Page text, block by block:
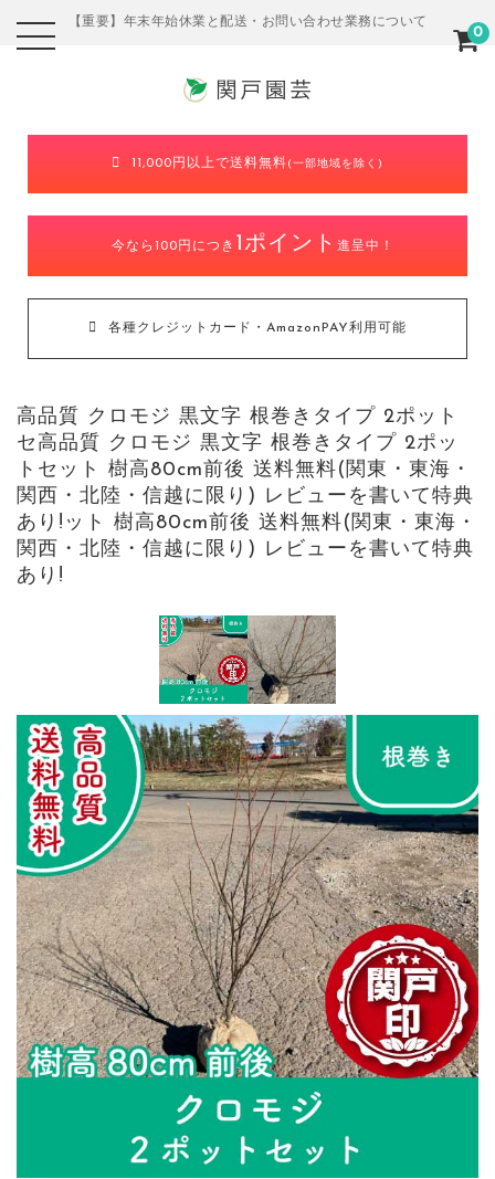
【重要】年末年始休業と配送・お問い合わせ業務について
11,000円以上で送料無料(一部地域を除く)
今なら100円につき 1ポイント 進呈中！
各種クレジットカード・AmazonPAY利用可能
0
高品質 クロモジ 黒文字 根巻きタイプ 2ポット
セ高品質 クロモジ 黒文字 根巻きタイプ 2ポッ
トセット 樹高80cm前後 送料無料(関東・東海・
関西・北陸・信越に限り) レビューを書いて特典
あり!ット 樹高80cm前後 送料無料(関東・東海・
関西・北陸・信越に限り) レビューを書いて特典
あり!